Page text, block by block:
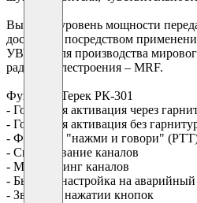
Высокий уровень мощности
достигнут посредством
УВЧ модуля производства
радиодеталестроения – MRF.
Функции Терек РК-301
- Голосовая активация через
- Голосовая активация без
- Функция "нажми и говори"
- Сканирование каналов
- Мониторинг каналов
- Быстрая настройка на
- Звук при нажатии кнопок